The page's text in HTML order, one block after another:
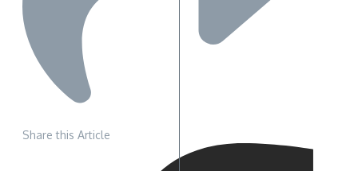
Share this Article